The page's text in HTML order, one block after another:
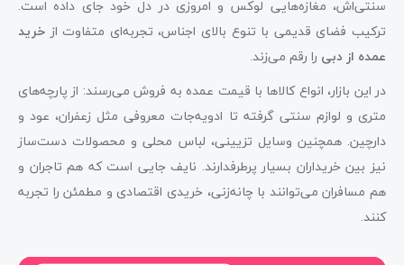
سنتی‌اش، مغازه‌هایی لوکس و امروزی در دل خود جای داده است.
ترکیب فضای قدیمی با تنوع بالای اجناس، تجربه‌ای متفاوت از خرید
عمده از دبی را رقم می‌زند.
در این بازار، انواع کالاها با قیمت عمده به فروش می‌رسند: از پارچه‌های
متری و لوازم سنتی گرفته تا ادویه‌جات معروفی مثل زعفران، عود و
دارچین. همچنین وسایل تزیینی، لباس محلی و محصولات دست‌ساز
نیز بین خریداران بسیار پرطرفدارند. نایف جایی است که هم تاجران و
هم مسافران می‌توانند با چانه‌زنی، خریدی اقتصادی و مطمئن را تجربه
کنند.